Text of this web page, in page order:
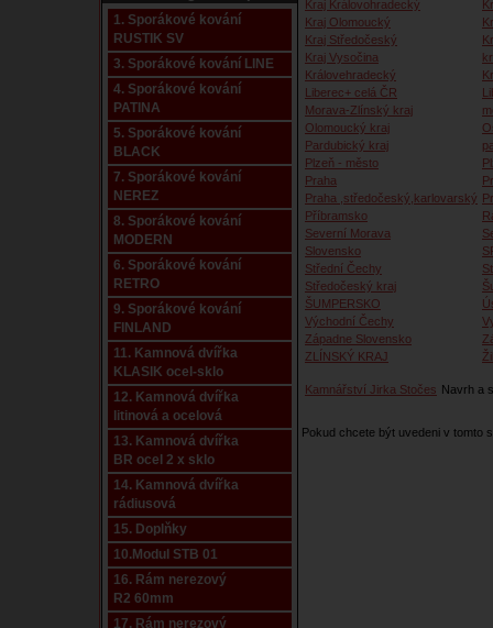
1. Sporákové kování
RUSTIK SV
3. Sporákové kování LINE
4. Sporákové kování
PATINA
5. Sporákové kování
BLACK
7. Sporákové kování
NEREZ
8. Sporákové kování
MODERN
6. Sporákové kování
RETRO
9. Sporákové kování
FINLAND
11. Kamnová dvířka
KLASIK ocel-sklo
12. Kamnová dvířka
litinová a ocelová
13. Kamnová dvířka
BR ocel 2 x sklo
14. Kamnová dvířka
rádiusová
15. Doplňky
10.Modul STB 01
16. Rám nerezový
R2 60mm
17. Rám nerezový
Kraj Královohradecký
Kraj Olomoucký
Kraj Středočeský
Kraj Vysočina
Královehradecký
Liberec+ celá ČR
Morava-Zlínský kraj
Olomoucký kraj
Pardubický kraj
Plzeň - město
Praha
Praha ,středočeský,karlovarský
Příbramsko
Severní Morava
Slovensko
Střední Čechy
Středočeský kraj
ŠUMPERSKO
Východní Čechy
Západne Slovensko
ZLÍNSKÝ KRAJ
Kamnářství Jirka Stočes Navrh a
Pokud chcete být uvedeni v tomto